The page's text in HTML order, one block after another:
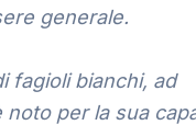
generale.
fagioli bianchi, ad
noto per la sua